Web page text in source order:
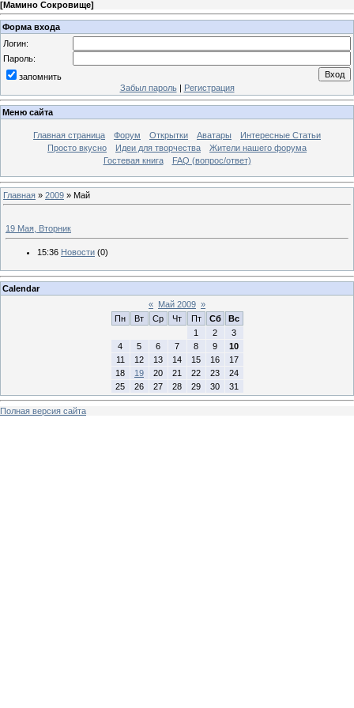
[Мамино Сокровище]
Форма входа
Логин:
Пароль:
запомнить
Забыл пароль| Регистрация
Меню сайта
Главная страница Форум Открытки Аватары
Интересные Статьи
Просто вкусно
Идеи для творчества
Жители нашего форума
Гостевая книга
FAQ (вопрос/ответ)
Главная » 2009 » Май
19 Мая, Вторник
15:36 Новости (0)
Calendar
« Май 2009 »
Пн
Вт Ср Чт Пт Сб
Вс
1
2
3
4
5 6 7 8 9
10
11
12 13 14 15 16
17
18
19 20 21 22 23
24
25
26 27 28 29 30 31
Полная версия сайта